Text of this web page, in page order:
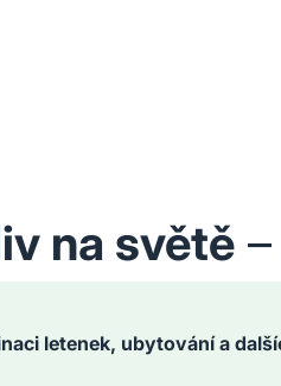
na světě
letenek, ubytování a